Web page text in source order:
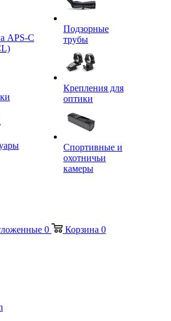
APS-C
Подзорные
трубы
Крепления для
оптики
Спортивные и
охотничьи
камеры
0 Корзина 0